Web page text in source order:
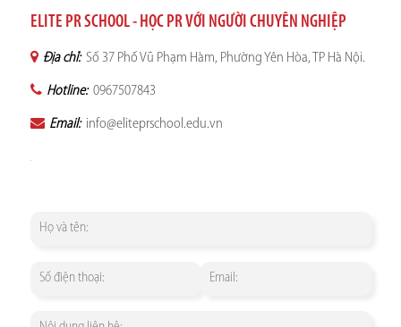
ELITE PR SCHOOL - HỌC PR VỚI NGƯỜI CHUYÊN NGHIỆP
Địa chỉ: Số 37 Phố Vũ Phạm Hàm, Phường Yên Hòa, TP Hà Nội.
Hotline: 0967507843
Email: info@eliteprschool.edu.vn